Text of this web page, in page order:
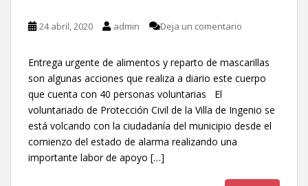
24 abril, 2020 admin Deja un comentario
Entrega urgente de alimentos y reparto de mascarillas
son algunas acciones que realiza a diario este cuerpo
que cuenta con 40 personas voluntarias El
voluntariado de Protección Civil de la Villa de Ingenio se
está volcando con la ciudadanía del municipio desde el
comienzo del estado de alarma realizando una
importante labor de apoyo […]